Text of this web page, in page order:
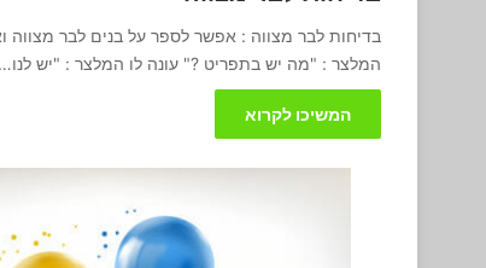
בדיחות לבר מצווה : אפשר לספר על בנים לבר
המלצר : "מה יש בתפריט ?" עונה לו המלצר : "יש לנו…
המשיכו לקרוא